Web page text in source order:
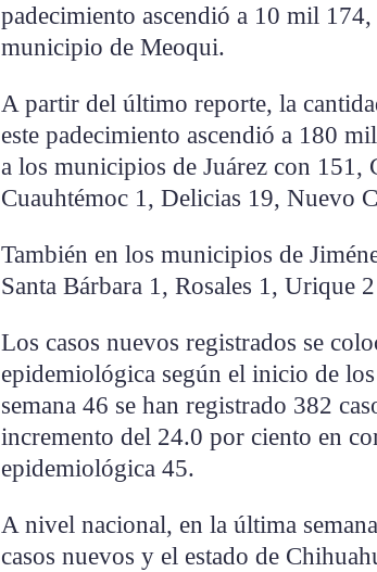
padecimiento ascendió a 10 mil
municipio de Meoqui.
A partir del último reporte, la
este padecimiento ascendió a 180
a los municipios de Juárez con 151,
Cuauhtémoc 1, Delicias 19, Nuevo
También en los municipios de
Santa Bárbara 1, Rosales 1, Urique
Los casos nuevos registrados se
epidemiológica según el inicio de
semana 46 se han registrado 382
incremento del 24.0 por ciento en
epidemiológica 45.
A nivel nacional, en la última
casos nuevos y el estado de